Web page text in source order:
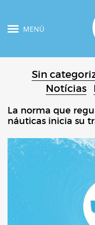
MENÚ
Sin
Notícias
La norma que
náuticas inicia su